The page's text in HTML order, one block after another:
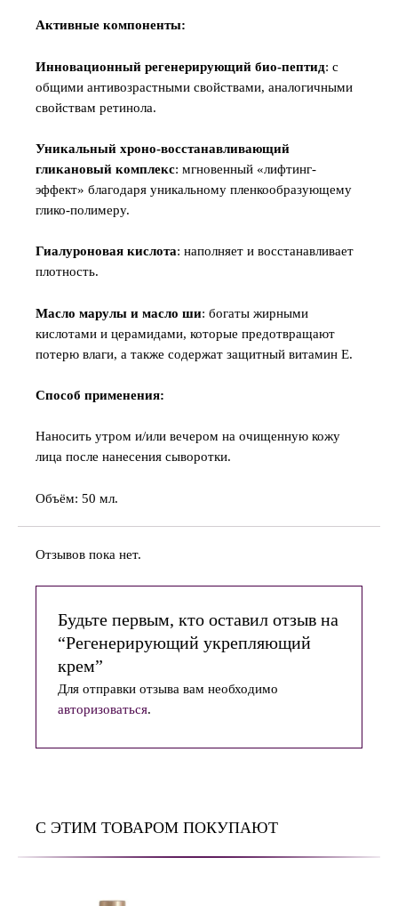
Активные компоненты:
Инновационный регенерирующий био-пептид: с
общими антивозрастными свойствами, аналогичными
свойствам ретинола.
Уникальный хроно-восстанавливающий
гликановый комплекс: мгновенный «лифтинг-
эффект» благодаря уникальному пленкообразующему
глико-полимеру.
Гиалуроновая кислота: наполняет и восстанавливает
плотность.
Масло марулы и масло ши: богаты жирными
кислотами и церамидами, которые предотвращают
потерю влаги, а также содержат защитный витамин E.
Способ применения:
Наносить утром и/или вечером на очищенную кожу
лица после нанесения сыворотки.
Объём: 50 мл.
Отзывов пока нет.
Будьте первым, кто оставил отзыв на
“Регенерирующий укрепляющий
крем”
Для отправки отзыва вам необходимо
авторизоваться.
С ЭТИМ ТОВАРОМ ПОКУПАЮТ